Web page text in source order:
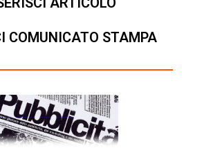
COMUNICATO STAMPA